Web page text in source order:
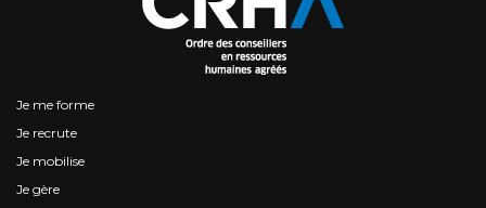
Je me forme
Je recrute
Je mobilise
Je gère